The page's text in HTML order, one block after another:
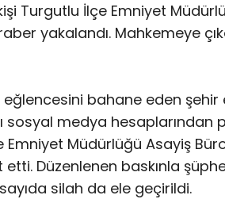
Turgutlu İlçe Emniyet
yakalandı. Mahkemeye
bahane eden şehir
medya hesaplarından
Müdürlüğü Asayiş
Düzenlenen baskınla
sayıda silah da ele geçirildi.